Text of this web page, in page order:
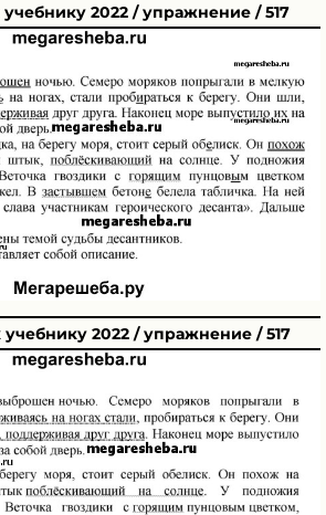
2022 / упражнение / 517
2022 / упражнение / 517